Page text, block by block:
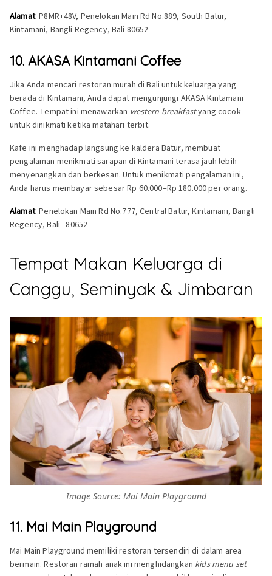
Alamat: P8MR+48V, Penelokan Main Rd No.889, South Batur,
Kintamani, Bangli Regency, Bali 80652
10. AKASA Kintamani Coffee
Jika Anda mencari restoran murah di Bali untuk keluarga yang
berada di Kintamani, Anda dapat mengunjungi AKASA Kintamani
Coffee. Tempat ini menawarkan western breakfastyang cocok
untuk dinikmati ketika matahari terbit.
Kafe ini menghadap langsung ke kaldera Batur, membuat
pengalaman menikmati sarapan di Kintamani terasa jauh lebih
menyenangkan dan berkesan. Untuk menikmati pengalaman ini,
Anda harus membayar sebesar Rp 60.000–Rp 180.000 per orang.
Alamat: Penelokan Main Rd No.777, Central Batur, Kintamani, Bangli
Regency, Bali 80652
Tempat Makan Keluarga di
Canggu, Seminyak & Jimbaran
Image Source: Mai Main Playground
11. Mai Main Playground
Mai Main Playground memiliki restoran tersendiri di dalam area
bermain. Restoran ramah anak ini menghidangkan kids menu set